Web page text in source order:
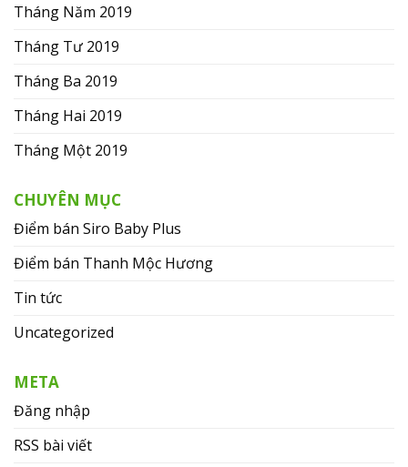
Tháng Năm 2019
Tháng Tư 2019
Tháng Ba 2019
Tháng Hai 2019
Tháng Một 2019
CHUYÊN MỤC
Điểm bán Siro Baby Plus
Điểm bán Thanh Mộc Hương
Tin tức
Uncategorized
META
Đăng nhập
RSS bài viết